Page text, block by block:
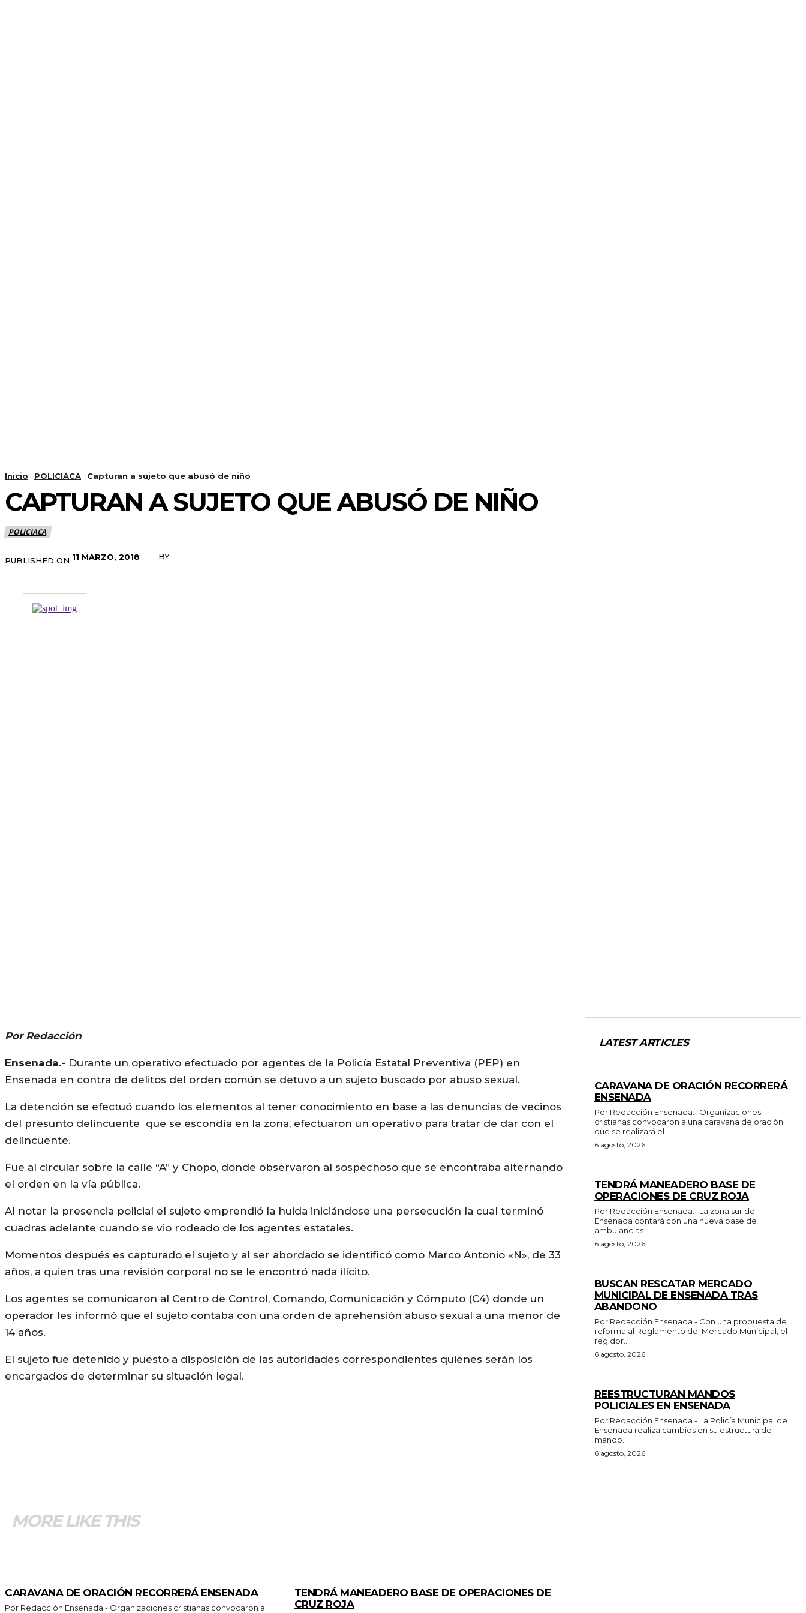
Inicio POLICIACA Capturan a sujeto que abusó de niño
CAPTURAN A SUJETO QUE ABUSÓ DE NIÑO
POLICIACA
PUBLISHED ON 11 MARZO, 2018 BY
Por Redacción
Ensenada.- Durante un operativo efectuado por agentes de la Policía Estatal Preventiva (PEP) en
Ensenada en contra de delitos del orden común se detuvo a un sujeto buscado por abuso sexual.
La detención se efectuó cuando los elementos al tener conocimiento en base a las denuncias de vecinos
del presunto delincuente que se escondía en la zona, efectuaron un operativo para tratar de dar con el
delincuente.
Fue al circular sobre la calle “A” y Chopo, donde observaron al sospechoso que se encontraba alternando
el orden en la vía pública.
Al notar la presencia policial el sujeto emprendió la huida iniciándose una persecución la cual terminó
cuadras adelante cuando se vio rodeado de los agentes estatales.
Momentos después es capturado el sujeto y al ser abordado se identificó como Marco Antonio «N», de 33
años, a quien tras una revisión corporal no se le encontró nada ilícito.
Los agentes se comunicaron al Centro de Control, Comando, Comunicación y Cómputo (C4) donde un
operador les informó que el sujeto contaba con una orden de aprehensión abuso sexual a una menor de
14 años.
El sujeto fue detenido y puesto a disposición de las autoridades correspondientes quienes serán los
encargados de determinar su situación legal.
LATEST ARTICLES
CARAVANA DE ORACIÓN RECORRERÁ
ENSENADA
Por Redacción Ensenada.- Organizaciones
cristianas convocaron a una caravana de oración
que se realizará el...
6 agosto, 2026
TENDRÁ MANEADERO BASE DE
OPERACIONES DE CRUZ ROJA
Por Redacción Ensenada.- La zona sur de
Ensenada contará con una nueva base de
ambulancias...
6 agosto, 2026
BUSCAN RESCATAR MERCADO
MUNICIPAL DE ENSENADA TRAS
ABANDONO
Por Redacción Ensenada.- Con una propuesta de
reforma al Reglamento del Mercado Municipal, el
regidor...
6 agosto, 2026
REESTRUCTURAN MANDOS
POLICIALES EN ENSENADA
Por Redacción Ensenada.- La Policía Municipal de
Ensenada realiza cambios en su estructura de
mando...
6 agosto, 2026
MORE LIKE THIS
CARAVANA DE ORACIÓN RECORRERÁ ENSENADA
Por Redacción Ensenada.- Organizaciones cristianas convocaron a
TENDRÁ MANEADERO BASE DE OPERACIONES DE
CRUZ ROJA